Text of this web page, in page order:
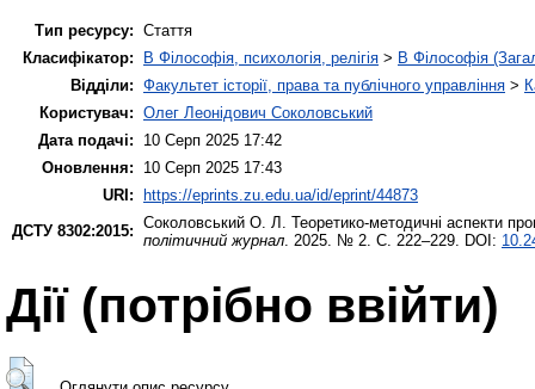
Тип ресурсу: Стаття
Класифікатор:
B Філософія, психологія, релігія > B Філософія
Відділи: Факультет історії, права та публічного управління >
Користувач: Олег Леонідович Соколовський
Дата подачі:
10 Серп 2025 17:42
Оновлення:
10 Серп 2025 17:43
URI: https://eprints.zu.edu.ua/id/eprint/44873
ДСТУ 8302:2015: Соколовський О. Л. Теоретико-методичні аспекти
політичний журнал . 2025. № 2. С. 222–229. DOI:
Дії ​​(потрібно ввійти)